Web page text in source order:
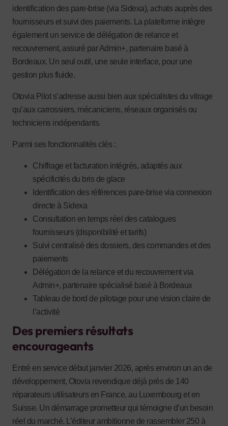
identification des pare-brise (via Sidexa), achats auprès des
fournisseurs et suivi des paiements. La plateforme intègre
également un service de délégation de relance et
recouvrement, assuré par Admin+, partenaire basé à
Bordeaux. Un seul outil, une seule interface, pour une
gestion plus fluide.
Otovia Pilot s’adresse aussi bien aux spécialistes du vitrage
qu’aux carrossiers, mécaniciens, réseaux organisés ou
techniciens indépendants.
Parmi ses fonctionnalités clés :
Chiffrage et facturation intégrés, adaptés aux
spécificités du bris de glace
Identification des références pare-brise via connexion
directe à Sidexa
Consultation en temps réel des catalogues
fournisseurs (disponibilité et tarifs)
Suivi centralisé des dossiers, des commandes et des
paiements
Délégation de la relance et du recouvrement via
Admin+, partenaire spécialisé basé à Bordeaux
Tableau de bord de pilotage pour une vision claire de
l’activité
Des premiers résultats
encourageants
Entré en service début janvier 2026, après environ un an de
développement, Otovia revendique déjà près de 140
réparateurs utilisateurs en France, au Luxembourg et en
Suisse. Un démarrage prometteur qui témoigne d’un besoin
réel du marché. L’éditeur ambitionne de rassembler 250 à